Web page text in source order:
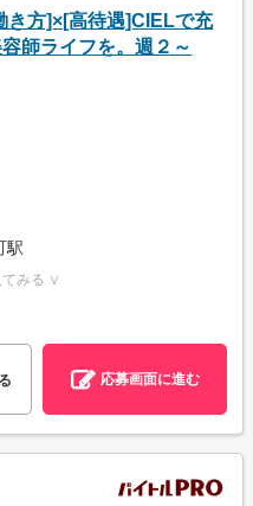
き方]×[高待遇]CIELで充
師ライフを。週２～
駅
みる ∨
応募画面に進む